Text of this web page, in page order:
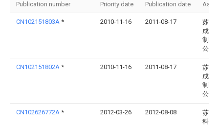
Publication number Priority date Publication date
CN102151803A * 2010-11-16 2011-08-17
苏州
成套
制造
公司
CN102151802A * 2010-11-16 2011-08-17
苏州
成套
制造
公司
CN102626772A * 2012-03-26 2012-08-08
苏州
科技